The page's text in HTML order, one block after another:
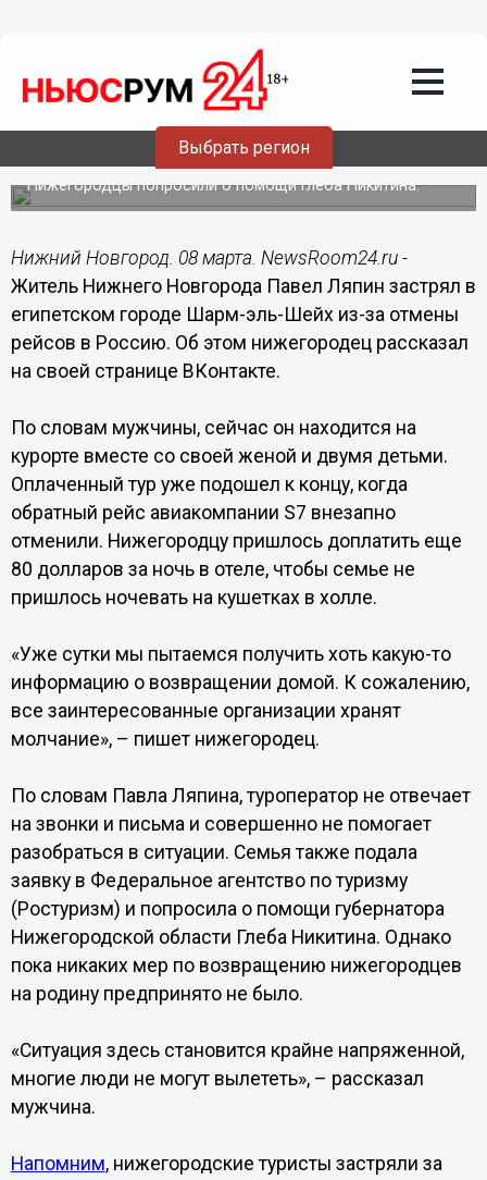
Выбрать регион
Семья из Нижнего Новгорода застряла
в Египте из-за отмены рейсов в
Нижегородцы попросили о помощи Глеба Никитина.
Нижний Новгород. 08 марта. NewsRoom24.ru -
Житель Нижнего Новгорода Павел Ляпин застрял в
египетском городе Шарм-эль-Шейх из-за отмены
рейсов в Россию. Об этом нижегородец рассказал
на своей странице ВКонтакте.
По словам мужчины, сейчас он находится на
курорте вместе со своей женой и двумя детьми.
Оплаченный тур уже подошел к концу, когда
обратный рейс авиакомпании S7 внезапно
отменили. Нижегородцу пришлось доплатить еще
80 долларов за ночь в отеле, чтобы семье не
пришлось ночевать на кушетках в холле.
«Уже сутки мы пытаемся получить хоть какую-то
информацию о возвращении домой. К сожалению,
все заинтересованные организации хранят
молчание», – пишет нижегородец.
По словам Павла Ляпина, туроператор не отвечает
на звонки и письма и совершенно не помогает
разобраться в ситуации. Семья также подала
заявку в Федеральное агентство по туризму
(Ростуризм) и попросила о помощи губернатора
Нижегородской области Глеба Никитина. Однако
пока никаких мер по возвращению нижегородцев
на родину предпринято не было.
«Ситуация здесь становится крайне напряженной,
многие люди не могут вылететь», – рассказал
мужчина.
Напомним, нижегородские туристы застряли за